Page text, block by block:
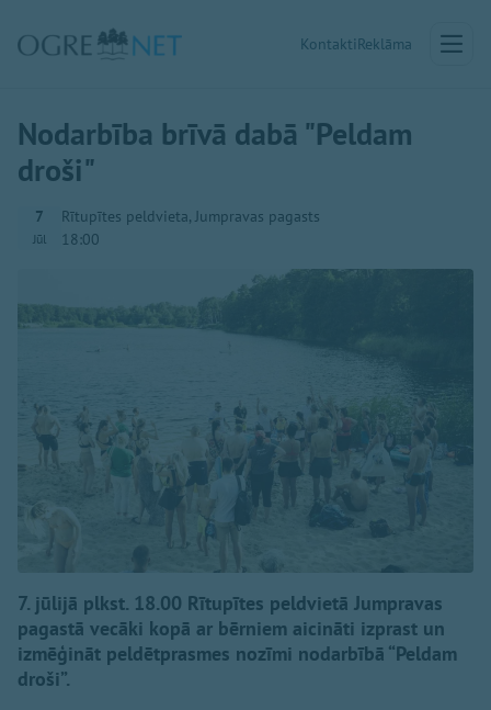
KontaktiReklāma
Nodarbība brīvā dabā "Peldam
droši"
7
Jūl
Rītupītes peldvieta, Jumpravas pagasts
18:00
7. jūlijā plkst. 18.00 Rītupītes peldvietā Jumpravas
pagastā vecāki kopā ar bērniem aicināti izprast un
izmēģināt peldētprasmes nozīmi nodarbībā “Peldam
droši”.